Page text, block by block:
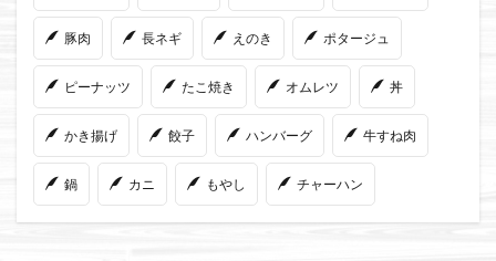
豚肉 長ネギ えのき ポタージュ
ピーナッツ たこ焼き オムレツ 丼
かき揚げ 餃子 ハンバーグ 牛すね肉
鍋 カニ もやし チャーハン